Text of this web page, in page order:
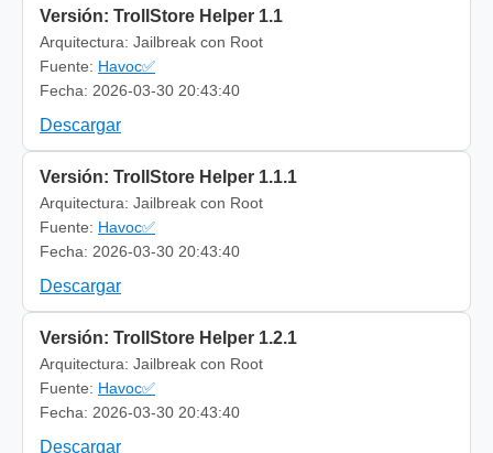
Versión: TrollStore Helper 1.1
Arquitectura: Jailbreak con Root
Fuente: Havoc✅
Fecha: 2026-03-30 20:43:40
Descargar
Versión: TrollStore Helper 1.1.1
Arquitectura: Jailbreak con Root
Fuente: Havoc✅
Fecha: 2026-03-30 20:43:40
Descargar
Versión: TrollStore Helper 1.2.1
Arquitectura: Jailbreak con Root
Fuente: Havoc✅
Fecha: 2026-03-30 20:43:40
Descargar